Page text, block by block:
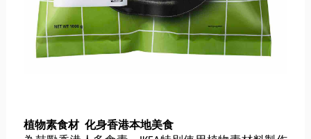
植物素食材 化身香港本地美食